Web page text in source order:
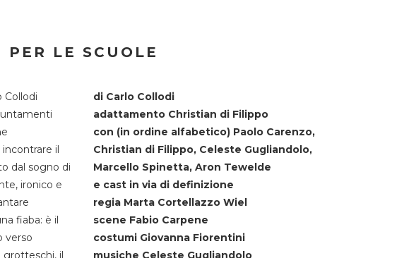
LE SCUOLE
Collodi
il
dal sogno di
ironico e
fiaba: è il
verso
grotteschi, il
di Carlo Collodi
adattamento Christian di Filippo
con (in ordine alfabetico) Paolo Carenzo,
Christian di Filippo, Celeste Gugliandolo,
Marcello Spinetta, Aron Tewelde
e cast in via di definizione
regia Marta Cortellazzo Wiel
scene Fabio Carpene
costumi Giovanna Fiorentini
musiche Celeste Gugliandolo